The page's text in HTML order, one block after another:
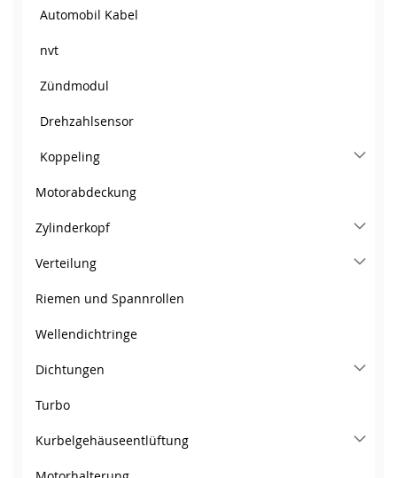
Automobil Kabel
nvt
Zündmodul
Drehzahlsensor
Koppeling
Motorabdeckung
Zylinderkopf
Verteilung
Riemen und Spannrollen
Wellendichtringe
Dichtungen
Turbo
Kurbelgehäuseentlüftung